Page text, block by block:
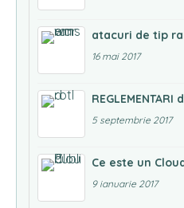
atacuri de tip
16 mai 2017
5 septembrie 2017
Ce este un
9 ianuarie 2017